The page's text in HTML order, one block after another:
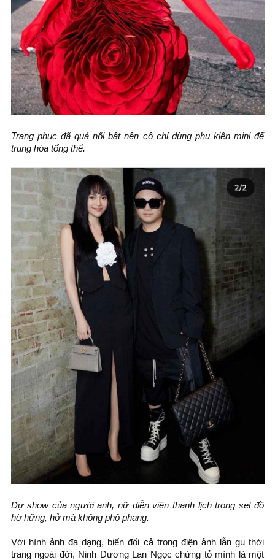
Trang phục đã quá nổi bật nên cô chỉ dùng phụ kiện mini để
trung hòa tổng thể.
Dự show của người anh, nữ diễn viên thanh lịch trong set đồ
hờ hững, hở mà không phô phang.
Với hình ảnh đa dạng, biến đổi cả trong điện ảnh lẫn gu thời
trang ngoài đời, Ninh Dương Lan Ngọc chứng tỏ mình là một